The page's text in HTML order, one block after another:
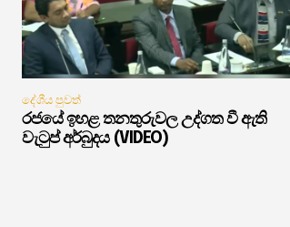
දේශීය පුවත්
රජයේ ඉහළ තනතුරුවල උද්ගත වී ඇති
වැටුප් අර්බුදය (VIDEO)